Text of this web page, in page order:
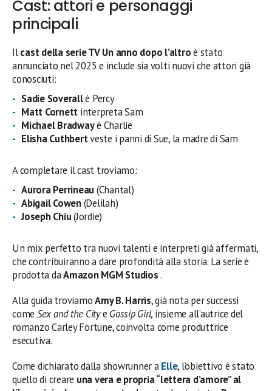
Cast: attori e personaggi
principali
Ilcast della serie TV Un anno dopo l’altroè stato
annunciato nel 2025 e include sia volti nuovi che attori già
conosciuti:
Sadie Soverallè Percy
Matt Cornett interpreta Sam
Michael Bradwayè Charlie
Elisha Cuthbertveste i panni di Sue, la madre di Sam
A completare il cast troviamo:
Aurora Perrineau(Chantal)
Abigail Cowen(Delilah)
Joseph Chiu(Jordie)
Un mix perfetto tra nuovi talenti e interpreti già affermati,
che contribuiranno a dare profondità alla storia. La serie è
prodotta daAmazon MGM Studios.
Alla guida troviamoAmy B. Harris, già nota per successi
come Sex and the Citye Gossip Girl, insieme all’autrice del
romanzo Carley Fortune, coinvolta come produttrice
esecutiva.
Come dichiarato dalla showrunner aElle, l’obiettivo è stato
quello di creare una vera e propria “lettera d’amore” al